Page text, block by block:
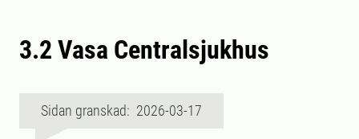
3.2 Vasa Centralsjukhus
Sidan granskad: 2026-03-17